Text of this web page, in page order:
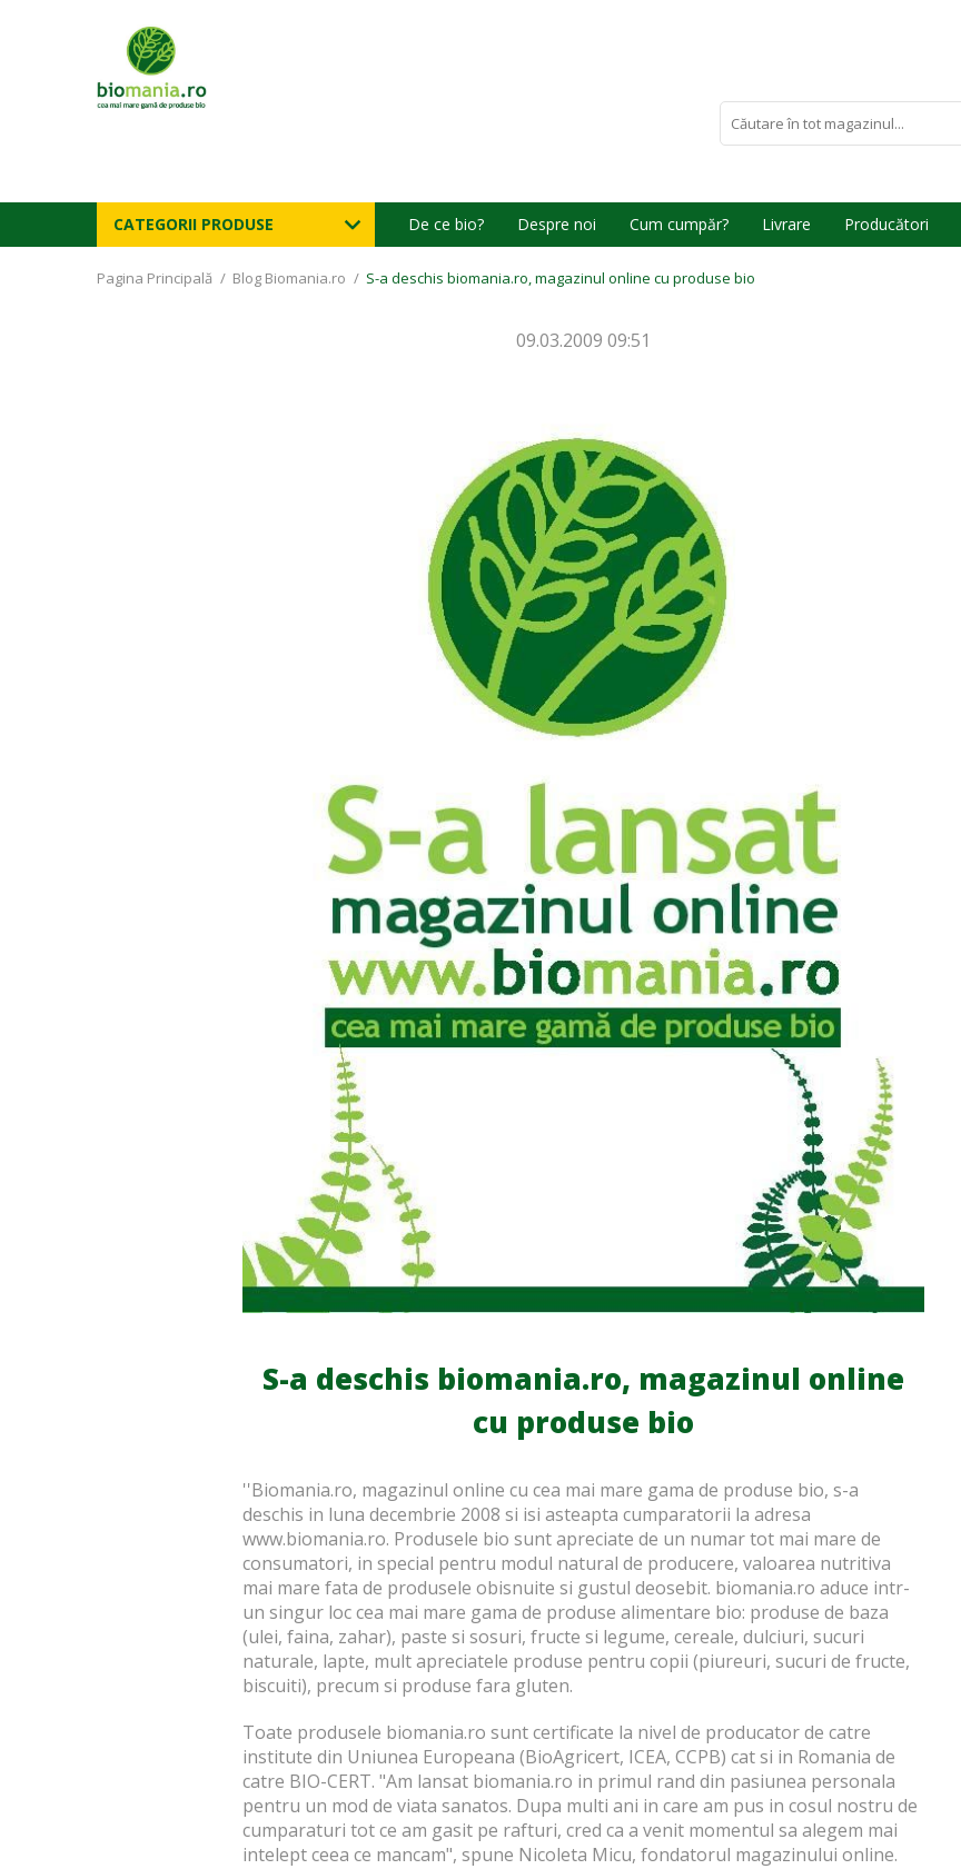
CATEGORII PRODUSE De ce bio? Despre noi Cum cumpăr? Livrare Producători
Pagina Principală / Blog Biomania.ro / S-a deschis biomania.ro, magazinul online cu produse bio
S-a deschis biomania.ro, magazinul online
cu produse bio
09.03.2009 09:51
''Biomania.ro, magazinul online cu cea mai mare gama de produse bio, s-a
deschis in luna decembrie 2008 si isi asteapta cumparatorii la adresa
www.biomania.ro. Produsele bio sunt apreciate de un numar tot mai mare de
consumatori, in special pentru modul natural de producere, valoarea nutritiva
mai mare fata de produsele obisnuite si gustul deosebit. biomania.ro aduce intr-
un singur loc cea mai mare gama de produse alimentare bio: produse de baza
(ulei, faina, zahar), paste si sosuri, fructe si legume, cereale, dulciuri, sucuri
naturale, lapte, mult apreciatele produse pentru copii (piureuri, sucuri de fructe,
biscuiti), precum si produse fara gluten.
Toate produsele biomania.ro sunt certificate la nivel de producator de catre
institute din Uniunea Europeana (BioAgricert, ICEA, CCPB) cat si in Romania de
catre BIO-CERT. "Am lansat biomania.ro in primul rand din pasiunea personala
pentru un mod de viata sanatos. Dupa multi ani in care am pus in cosul nostru de
cumparaturi tot ce am gasit pe rafturi, cred ca a venit momentul sa alegem mai
intelept ceea ce mancam", spune Nicoleta Micu, fondatorul magazinului online.